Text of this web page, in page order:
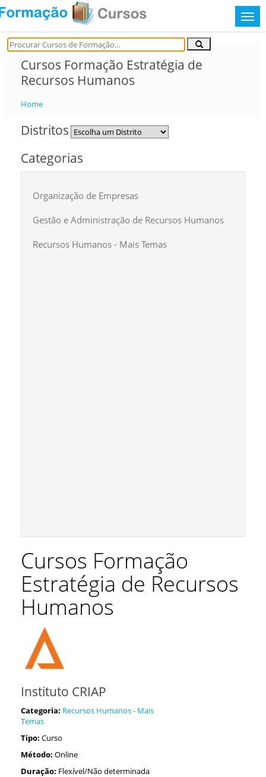
Cursos Formação Estratégia de
Recursos Humanos
Home
Distritos
Categorias
Organização de Empresas
Gestão e Administração de Recursos Humanos
Recursos Humanos - Mais Temas
Cursos Formação
Estratégia de Recursos
Humanos
Instituto CRIAP
Categoria: Recursos Humanos - Mais
Temas
Tipo: Curso
Método: Online
Duração: Flexível/Não determinada